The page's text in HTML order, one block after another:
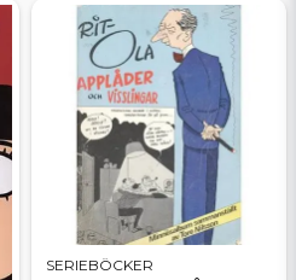
SERIEBÖCKER